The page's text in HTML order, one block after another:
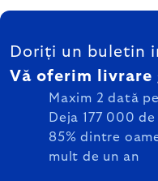
SUBSOL
Doriți un buletin
Vă oferim
Maxim 2 dată
Deja 177 000
85% dintre
mult de un an